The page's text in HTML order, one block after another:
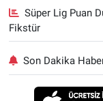
Süper Lig Puan
Fikstür
Son Dakika